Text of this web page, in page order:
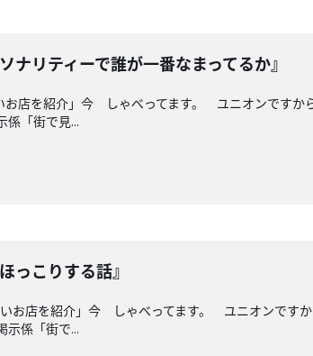
ナリティーで誰が一番なまってるか』
お店を紹介」今 しゃべってます。 ユニオンです
係「街で見...
っこりする話』
お店を紹介」今 しゃべってます。 ユニオンです
示係「街で...